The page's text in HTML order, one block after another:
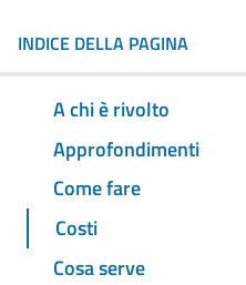
INDICE DELLA PAGINA
A chi è rivolto
Approfondimenti
Come fare
Costi
Cosa serve